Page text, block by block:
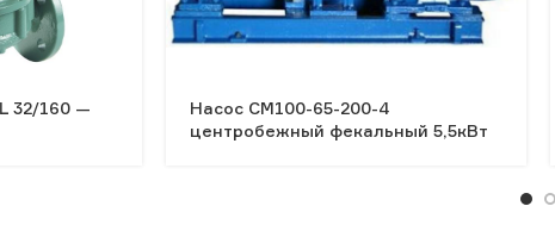
32/160 —
Насос СМ100-65-200-4
центробежный фекальный 5,5кВт